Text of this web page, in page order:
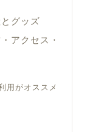
グッズ
アクセス・
用がオススメ